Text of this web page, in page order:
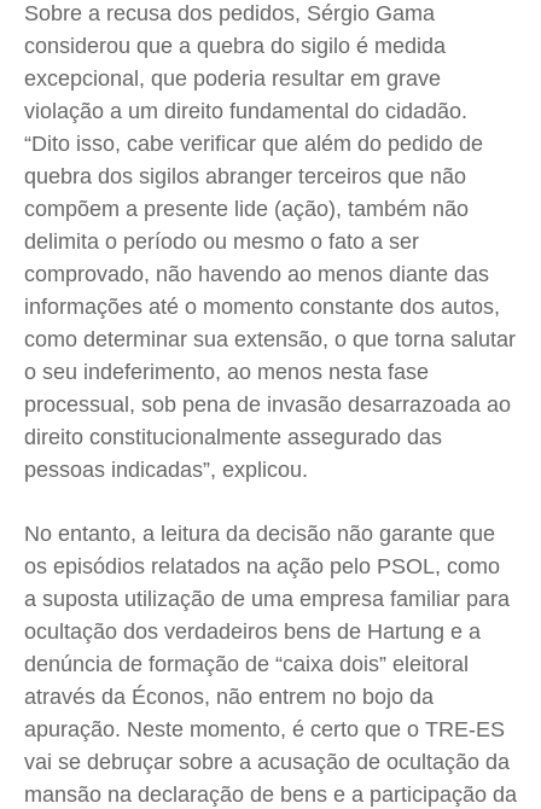
Sobre a recusa dos pedidos, Sérgio Gama
considerou que a quebra do sigilo é medida
excepcional, que poderia resultar em grave
violação a um direito fundamental do cidadão.
“Dito isso, cabe verificar que além do pedido de
quebra dos sigilos abranger terceiros que não
compõem a presente lide (ação), também não
delimita o período ou mesmo o fato a ser
comprovado, não havendo ao menos diante das
informações até o momento constante dos autos,
como determinar sua extensão, o que torna salutar
o seu indeferimento, ao menos nesta fase
processual, sob pena de invasão desarrazoada ao
direito constitucionalmente assegurado das
pessoas indicadas”, explicou.
No entanto, a leitura da decisão não garante que
os episódios relatados na ação pelo PSOL, como
a suposta utilização de uma empresa familiar para
ocultação dos verdadeiros bens de Hartung e a
denúncia de formação de “caixa dois” eleitoral
através da Éconos, não entrem no bojo da
apuração. Neste momento, é certo que o TRE-ES
vai se debruçar sobre a acusação de ocultação da
mansão na declaração de bens e a participação da